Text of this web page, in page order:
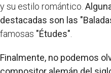
y su estilo romántico.
destacadas son las
famosas "Études"
Finalmente, no podemos